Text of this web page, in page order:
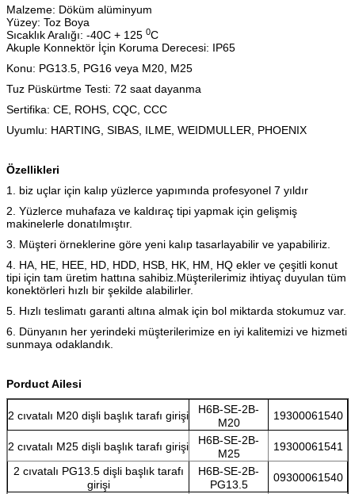
Malzeme: Döküm alüminyum
Yüzey: Toz Boya
Sıcaklık Aralığı: -40C + 125 0C
Akuple Konnektör İçin Koruma Derecesi: IP65
Konu: PG13.5, PG16 veya M20, M25
Tuz Püskürtme Testi: 72 saat dayanma
Sertifika: CE, ROHS, CQC, CCC
Uyumlu: HARTING, SIBAS, ILME, WEIDMULLER, PHOENIX
Özellikleri
1. biz uçlar için kalıp yüzlerce yapımında profesyonel 7 yıldır
2. Yüzlerce muhafaza ve kaldıraç tipi yapmak için gelişmiş
makinelerle donatılmıştır.
3. Müşteri örneklerine göre yeni kalıp tasarlayabilir ve yapabiliriz.
4. HA, HE, HEE, HD, HDD, HSB, HK, HM, HQ ekler ve çeşitli konut
tipi için tam üretim hattına sahibiz.Müşterilerimiz ihtiyaç duyulan tüm
konektörleri hızlı bir şekilde alabilirler.
5. Hızlı teslimatı garanti altına almak için bol miktarda stokumuz var.
6. Dünyanın her yerindeki müşterilerimize en iyi kalitemizi ve hizmeti
sunmaya odaklandık.
Porduct Ailesi
2 cıvatalı M20 dişli başlık tarafı girişi
H6B-SE-2B-
M20
19300061540
2 cıvatalı M25 dişli başlık tarafı girişi
H6B-SE-2B-
M25
19300061541
2 cıvatalı PG13.5 dişli başlık tarafı
girişi
H6B-SE-2B-
PG13.5
09300061540